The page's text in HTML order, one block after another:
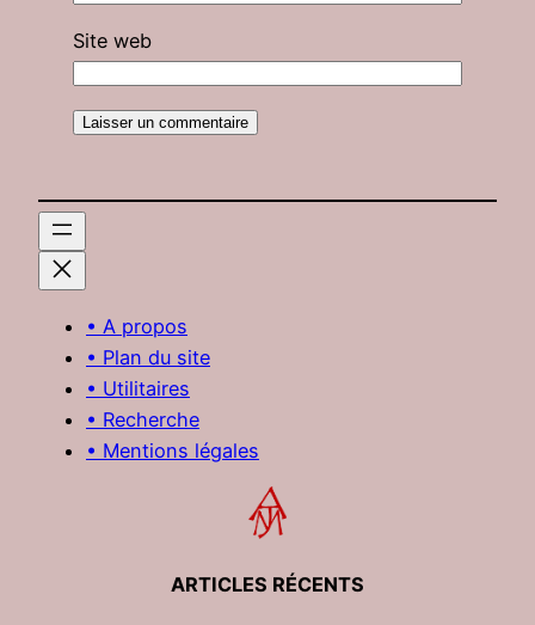
Site web
• A propos
• Plan du site
• Utilitaires
• Recherche
• Mentions légales
ARTICLES RÉCENTS